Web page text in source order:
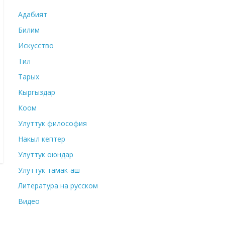
Адабият
Билим
Искусство
Тил
Тарых
Кыргыздар
Коом
Улуттук философия
Накыл кептер
Улуттук оюндар
Улуттук тамак-аш
Литература на русском
Видео